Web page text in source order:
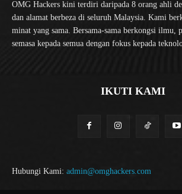
OMG Hackers kini terdiri daripada 8 orang ahli
dan alamat berbeza di seluruh Malaysia. Kami
minat yang sama. Bersama-sama berkongsi ilmu,
semasa kepada semua dengan fokus kepada
IKUTI KAMI
Hubungi Kami: admin@omghackers.com